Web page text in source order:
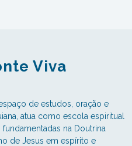
Viva
de estudos, oração e
atua como escola espiritual
na Doutrina
de Jesus em espírito e